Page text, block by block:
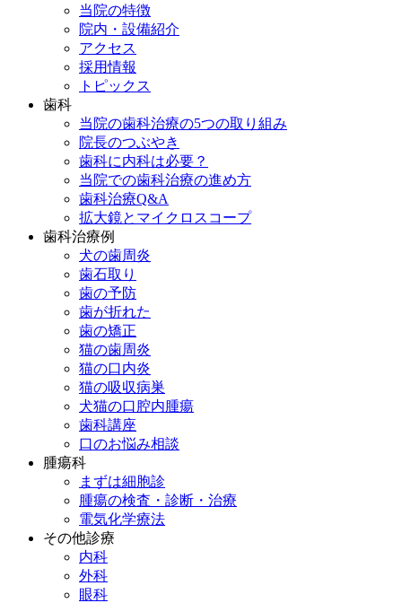
当院の特徴
院内・設備紹介
アクセス
採用情報
トピックス
歯科
当院の歯科治療の5つの取り組み
院長のつぶやき
歯科に内科は必要？
当院での歯科治療の進め方
歯科治療Q&A
拡大鏡とマイクロスコープ
歯科治療例
犬の歯周炎
歯石取り
歯の予防
歯が折れた
歯の矯正
猫の歯周炎
猫の口内炎
猫の吸収病巣
犬猫の口腔内腫瘍
歯科講座
口のお悩み相談
腫瘍科
まずは細胞診
腫瘍の検査・診断・治療
電気化学療法
その他診療
内科
外科
眼科